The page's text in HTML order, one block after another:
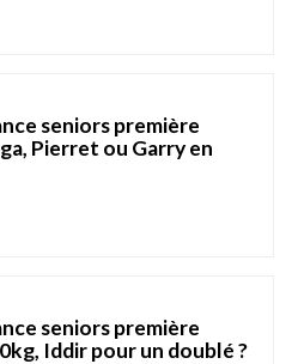
seniors première
Pierret ou Garry en
seniors première
Iddir pour un doublé ?